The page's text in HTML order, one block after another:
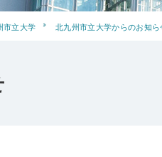
市立大学 北九州市立大学からのお知ら